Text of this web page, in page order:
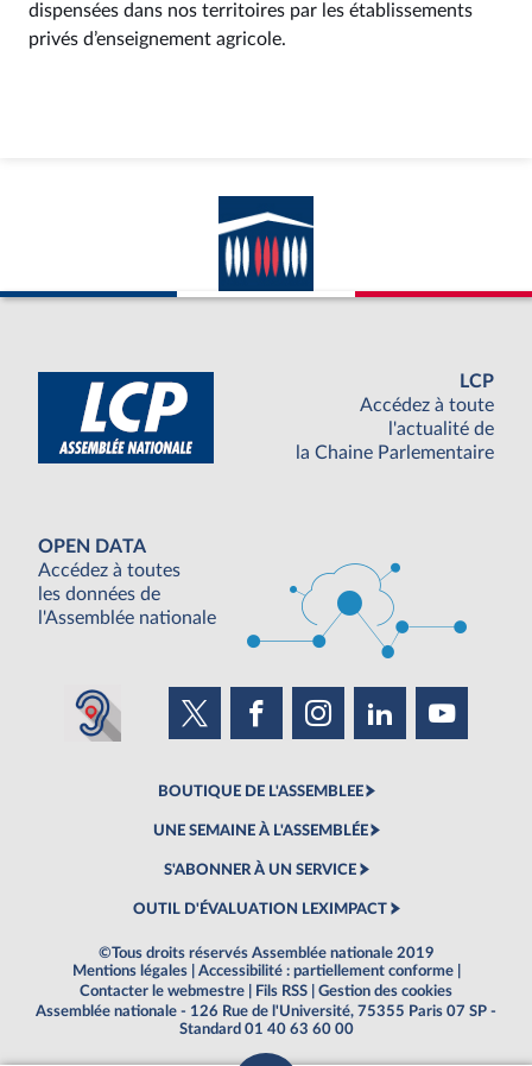
dispensées dans nos territoires par les établissements
privés d’enseignement agricole.
LCP
Accédez à toute
l'actualité de
la Chaine Parlementaire
OPEN DATA
Accédez à toutes
les données de
l'Assemblée nationale
BOUTIQUE DE L'ASSEMBLEE
UNE SEMAINE À L'ASSEMBLÉE
S'ABONNER À UN SERVICE
OUTIL D'ÉVALUATION LEXIMPACT
©Tous droits réservés Assemblée nationale 2019
Mentions légales
Accessibilité : partiellement conforme
Contacter le webmestre
Fils RSS
Gestion des cookies
Assemblée nationale - 126 Rue de l'Université, 75355 Paris 07 SP -
Standard 01 40 63 60 00